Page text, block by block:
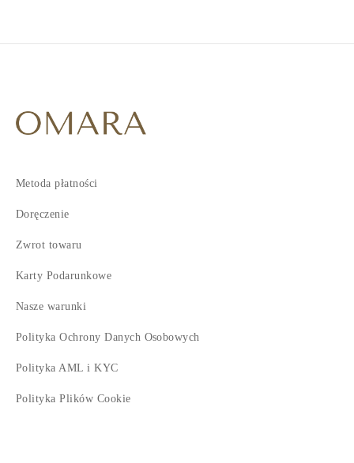
Metoda płatności
Doręczenie
Zwrot towaru
Karty Podarunkowe
Nasze warunki
Polityka Ochrony Danych Osobowych
Polityka AML i KYC
Polityka Plików Cookie